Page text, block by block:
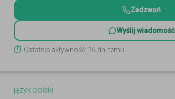
Zadzwoń
Wyślij wiadomość
Ostatnia aktywność: 16 dni temu
język polski